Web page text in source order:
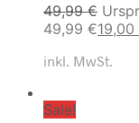
49,99€
49,99 €19,00
inkl. MwSt.
Sale!